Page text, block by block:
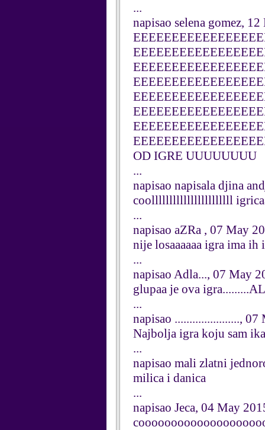
...
napisao selena gomez,
OD IGRE UUUUUUUU
...
napisao napisala djina
coolllllllllllllllllllllll
...
napisao aZRa , 07 May
nije losaaaaaa igra ima
...
napisao Adla..., 07 May
glupaa je ova
...
napisao ......................,
Najbolja igra koju sam
...
napisao mali zlatni
milica i danica
...
napisao Jeca, 04 May